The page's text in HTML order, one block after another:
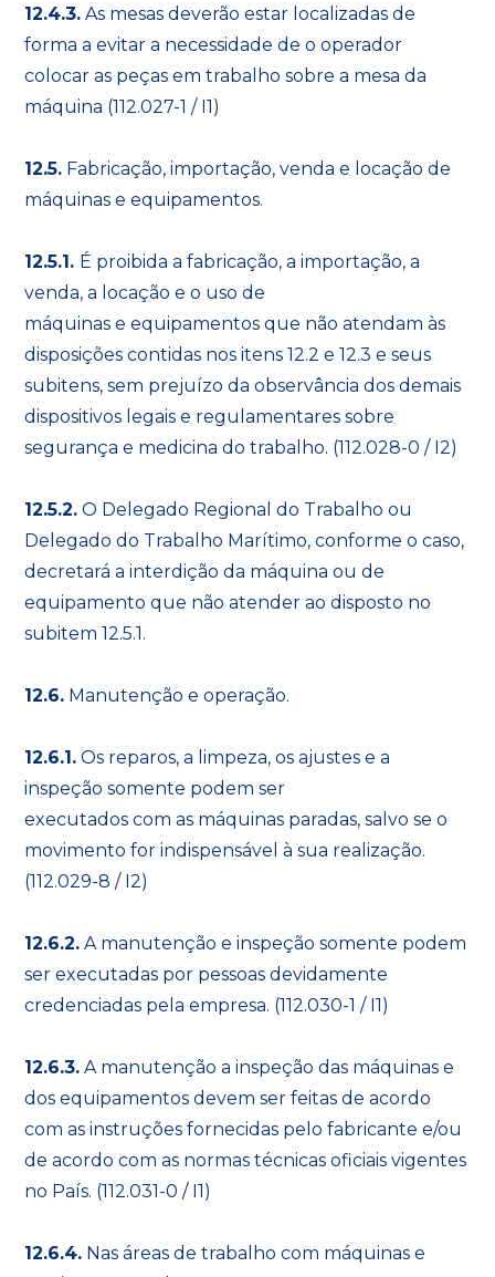
12.4.3. As mesas deverão estar localizadas de
forma a evitar a necessidade de o operador
colocar as peças em trabalho sobre a mesa da
máquina (112.027-1 / I1)
12.5. Fabricação, importação, venda e locação de
máquinas e equipamentos.
12.5.1. É proibida a fabricação, a importação, a
venda, a locação e o uso de
máquinas e equipamentos que não atendam às
disposições contidas nos itens 12.2 e 12.3 e seus
subitens, sem prejuízo da observância dos demais
dispositivos legais e regulamentares sobre
segurança e medicina do trabalho. (112.028-0 / I2)
12.5.2. O Delegado Regional do Trabalho ou
Delegado do Trabalho Marítimo, conforme o caso,
decretará a interdição da máquina ou de
equipamento que não atender ao disposto no
subitem 12.5.1.
12.6. Manutenção e operação.
12.6.1. Os reparos, a limpeza, os ajustes e a
inspeção somente podem ser
executados com as máquinas paradas, salvo se o
movimento for indispensável à sua realização.
(112.029-8 / I2)
12.6.2. A manutenção e inspeção somente podem
ser executadas por pessoas devidamente
credenciadas pela empresa. (112.030-1 / I1)
12.6.3. A manutenção a inspeção das máquinas e
dos equipamentos devem ser feitas de acordo
com as instruções fornecidas pelo fabricante e/ou
de acordo com as normas técnicas oficiais vigentes
no País. (112.031-0 / I1)
12.6.4. Nas áreas de trabalho com máquinas e